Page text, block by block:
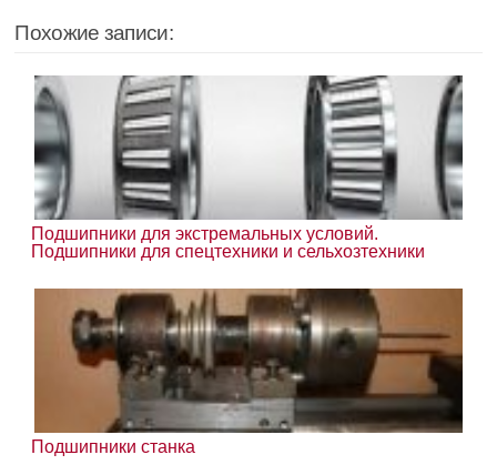
Похожие записи:
Подшипники для экстремальных условий.
Подшипники для спецтехники и сельхозтехники
Подшипники станка